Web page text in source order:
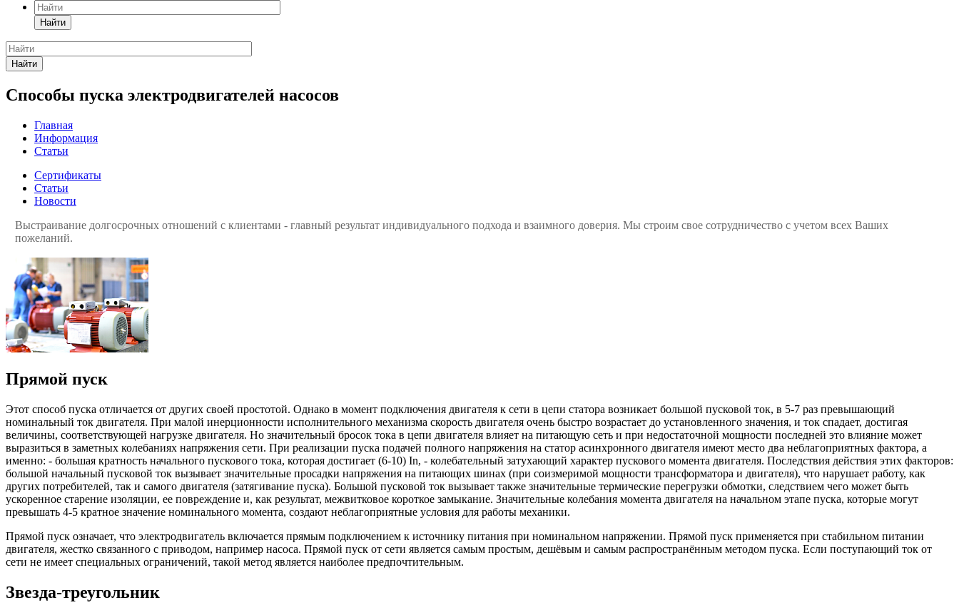
Найти
Найти
Способы пуска электродвигателей насосов
Главная
Информация
Статьи
Сертификаты
Статьи
Новости
Выстраивание долгосрочных отношений с клиентами - главный результат индивидуального подхода и взаимного доверия. Мы строим свое сотрудничество с учетом всех Ваших
пожеланий.
Прямой пуск
Этот способ пуска отличается от других своей простотой. Однако в момент подключения двигателя к сети в цепи статора возникает большой пусковой ток, в 5-7 раз превышающий
номинальный ток двигателя. При малой инерционности исполнительного механизма скорость двигателя очень быстро возрастает до установленного значения, и ток спадает, достигая
величины, соответствующей нагрузке двигателя. Но значительный бросок тока в цепи двигателя влияет на питающую сеть и при недостаточной мощности последней это влияние может
выразиться в заметных колебаниях напряжения сети. При реализации пуска подачей полного напряжения на статор асинхронного двигателя имеют место два неблагоприятных фактора, а
именно: - большая кратность начального пускового тока, которая достигает (6-10) In, - колебательный затухающий характер пускового момента двигателя. Последствия действия этих факторов:
большой начальный пусковой ток вызывает значительные просадки напряжения на питающих шинах (при соизмеримой мощности трансформатора и двигателя), что нарушает работу, как
других потребителей, так и самого двигателя (затягивание пуска). Большой пусковой ток вызывает также значительные термические перегрузки обмотки, следствием чего может быть
ускоренное старение изоляции, ее повреждение и, как результат, межвитковое короткое замыкание. Значительные колебания момента двигателя на начальном этапе пуска, которые могут
превышать 4-5 кратное значение номинального момента, создают неблагоприятные условия для работы механики.
Прямой пуск означает, что электродвигатель включается прямым подключением к источнику питания при номинальном напряжении. Прямой пуск применяется при стабильном питании
двигателя, жестко связанного с приводом, например насоса. Прямой пуск от сети является самым простым, дешёвым и самым распространённым методом пуска. Если поступающий ток от
сети не имеет специальных ограничений, такой метод является наиболее предпочтительным.
Звезда-треугольник